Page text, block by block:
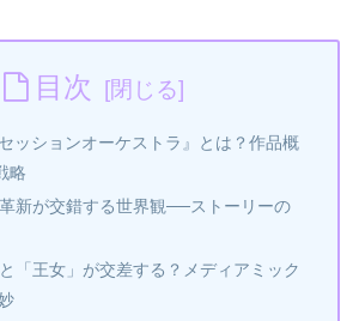
目次
セッションオーケストラ』とは？作品概
略
新が交錯する世界観──ストーリーの
と「王女」が交差する？メディアミック